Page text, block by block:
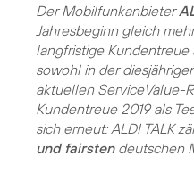
Der Mobilfunkanbieter
Jahresbeginn gleich
langfristige
sowohl in der
aktuellen ServiceValue-
Kundentreue 2019 als
sich erneut: ALDI TALK
und fairsten deutschen